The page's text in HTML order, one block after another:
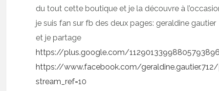
du tout cette boutique et je la découvre à
je suis fan sur fb des deux pages: geraldine gautier
et je partage
https://plus.google.com/
https://www.facebook.com/
stream_ref=10